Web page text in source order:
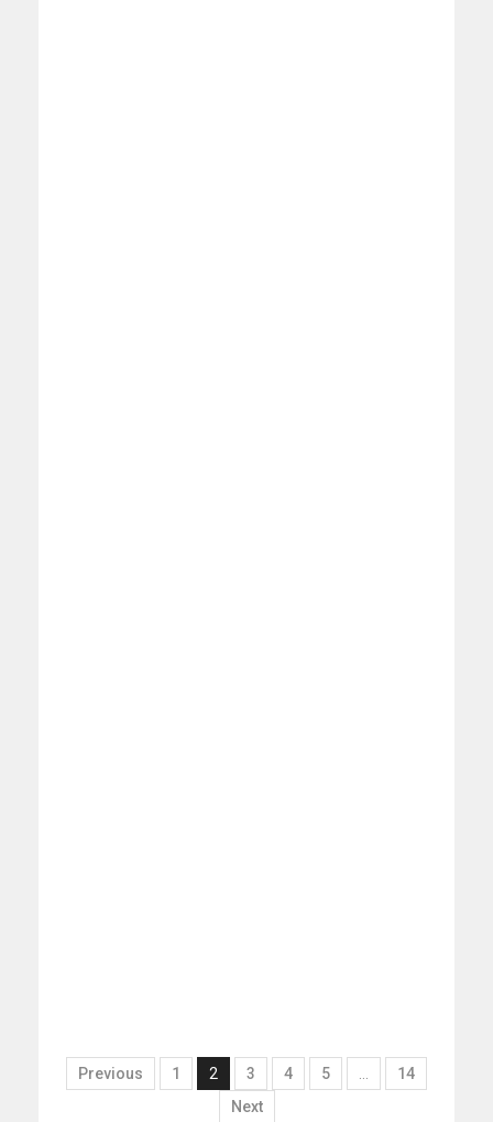
Previous 1 2 3 4 5 …
14
Next